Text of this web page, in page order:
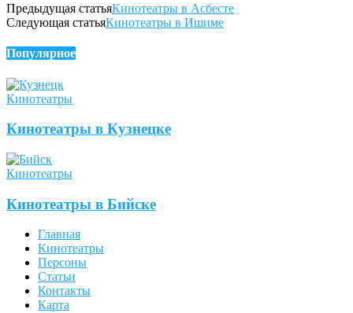
Предыдущая статьяКинотеатры в Асбесте
Следующая статьяКинотеатры в Ишиме
Популярное
Кинотеатры
Кинотеатры в Кузнецке
Кинотеатры
Кинотеатры в Бийске
Главная
Кинотеатры
Персоны
Статьи
Контакты
Карта